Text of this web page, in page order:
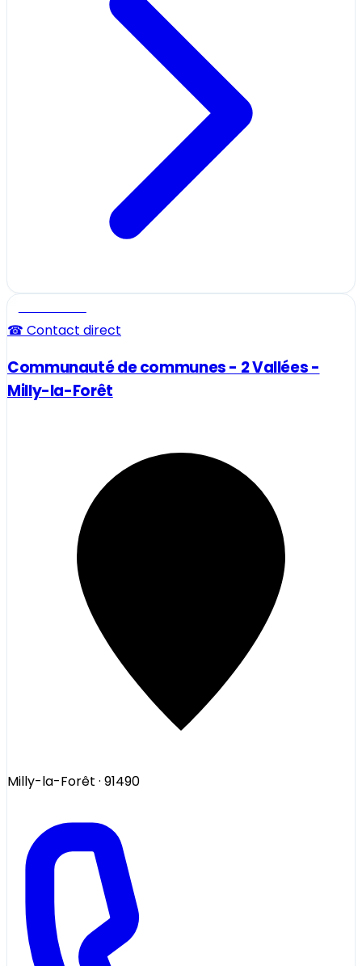
☎ Contact direct
Communauté de communes - 2 Vallées -
Milly-la-Forêt
Milly-la-Forêt · 91490